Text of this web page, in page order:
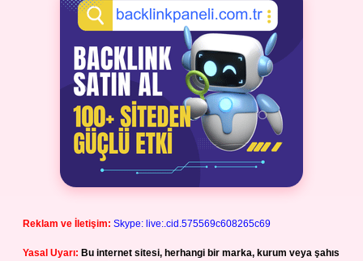
Reklam ve İletişim: Skype: live:.cid.575569c608265c69
Yasal Uyarı: Bu internet sitesi, herhangi bir marka, kurum veya şahıs